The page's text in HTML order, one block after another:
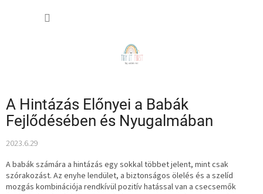
A Hintázás Előnyei a Babák
Fejlődésében és Nyugalmában
2023.6.29
A babák számára a hintázás egy sokkal többet jelent, mint csak
szórakozást. Az enyhe lendület, a biztonságos ölelés és a szelíd
mozgás kombinációja rendkívül pozitív hatással van a csecsemők